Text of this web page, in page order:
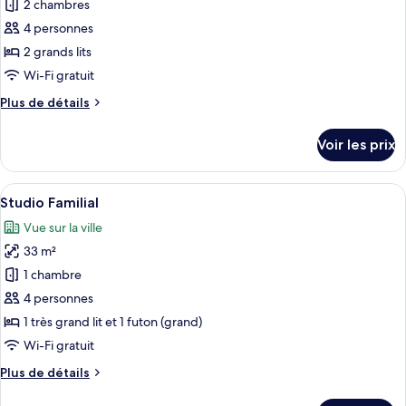
pour
ce
type
de
chambre :
Suite
2 chambres
4 personnes
2 grands lits
Wi-Fi gratuit
Plus de détails
Plus
le
type
de
Suite
Supérieure
Voir les prix
Afficher
toutes
les
photos
pour
ce
type
de
chambre :
Studio
Une chambre à coucher avec un lit,
6
Studio Familial
Vue sur la ville
33 m²
1 chambre
4 personnes
1 très grand lit et 1 futon (grand)
Wi-Fi gratuit
Plus de détails
Plus